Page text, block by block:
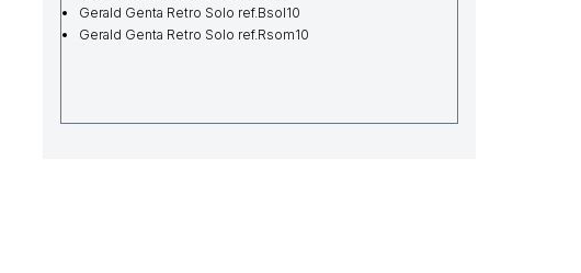
Gerald Genta Retro Solo ref.Bsol10
Gerald Genta Retro Solo ref.Rsom10